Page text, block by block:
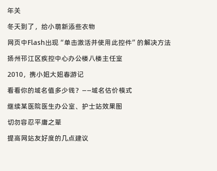
年关
冬天到了，给小萌新添些衣物
网页中Flash出现“单击激活并使用此控件”的解决方法
扬州邗江区疾控中心办公楼八楼主任室
2010，携小妞大妞春游记
看看你的域名值多少钱？——域名估价模式
继续某医院医生办公室、护士站效果图
切勿容忍平庸之辈
提高网站友好度的几点建议